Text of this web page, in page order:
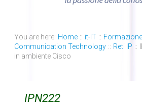
You are here: Home :: it-IT :: Formazione
Communication Technology :: Reti IP ::
in ambiente Cisco
IPN222